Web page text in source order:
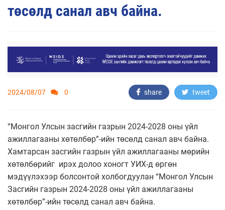
төсөлд санал авч байна.
2024/08/07 0 share tweet
“Монгол Улсын засгийн газрын 2024-2028 оны үйл
ажиллагааны хөтөлбөр”-ийн төсөлд санал авч байна.
Хамтарсан засгийн газрын үйл ажиллагааны мөрийн
хөтөлбөрийг ирэх долоо хоногт УИХ-д өргөн
мэдүүлэхээр болсонтой холбогдуулан “Монгол Улсын
Засгийн газрын 2024-2028 оны үйл ажиллагааны
хөтөлбөр”-ийн төсөлд санал авч байна.